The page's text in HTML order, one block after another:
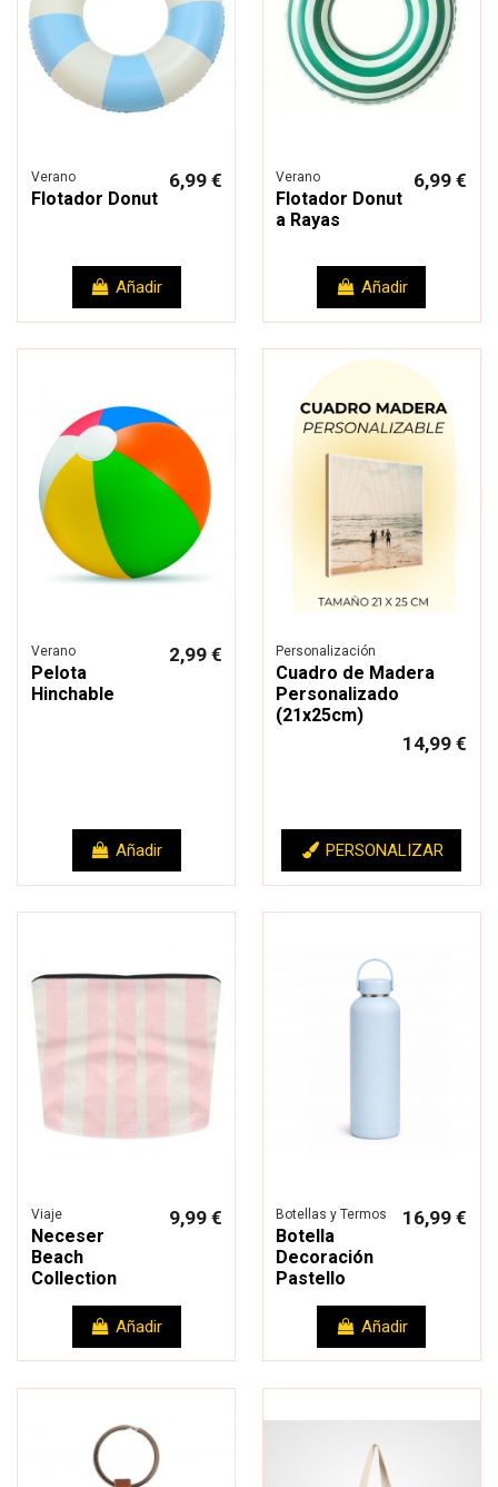
Verano
Flotador Donut
6,99 €
Añadir
Verano
Flotador Donut
a Rayas
6,99 €
Añadir
Verano
Pelota
Hinchable
2,99 €
Añadir
Personalización
Cuadro de Madera
Personalizado
(21x25cm)
14,99 €
PERSONALIZAR
Viaje
Neceser
Beach
Collection
9,99 €
Añadir
Botellas y Termos
Botella
Decoración
Pastello
16,99 €
Añadir